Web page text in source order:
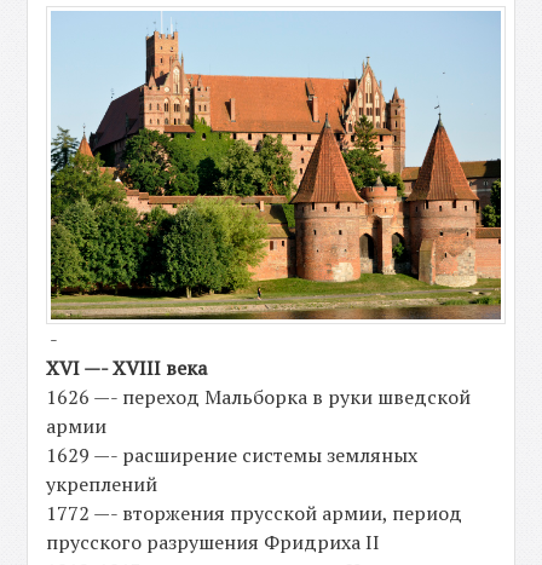
-
XVI —- XVIII века
1626 —- переход Мальборка в руки шведской
армии
1629 —- расширение системы земляных
укреплений
1772 —- вторжения прусской армии, период
прусского разрушения Фридриха II